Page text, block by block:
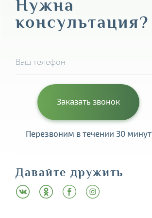
Нужна
консультация?
Перезвоним в течении 30 минут
Давайте дружить